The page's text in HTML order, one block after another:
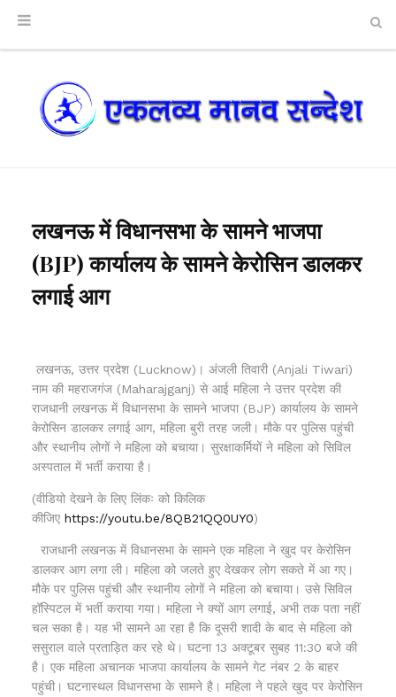
लखनऊ में विधानसभा के सामने भाजपा
(BJP) कार्यालय के सामने केरोसिन डालकर
लगाई आग
लखनऊ, उत्तर प्रदेश (Lucknow)। अंजली तिवारी (Anjali Tiwari)
नाम की महराजगंज (Maharajganj) से आई महिला ने उत्तर प्रदेश की
राजधानी लखनऊ में विधानसभा के सामने भाजपा (BJP) कार्यालय के सामने
केरोसिन डालकर लगाई आग, महिला बुरी तरह जली। मौके पर पुलिस पहुंची
और स्थानीय लोगों ने महिला को बचाया। सुरक्षाकर्मियों ने महिला को सिविल
अस्पताल में भर्ती कराया है।
(वीडियो देखने के लिए लिंकः को किलिक
कीजिए https://youtu.be/8QB21QQ0UY0)
राजधानी लखनऊ में विधानसभा के सामने एक महिला ने खुद पर केरोसिन
डालकर आग लगा ली। महिला को जलते हुए देखकर लोग सकते में आ गए।
मौके पर पुलिस पहुंची और स्थानीय लोगों ने महिला को बचाया। उसे सिविल
हॉस्पिटल में भर्ती कराया गया। महिला ने क्यों आग लगाई, अभी तक पता नहीं
चल सका है। यह भी सामने आ रहा है कि दूसरी शादी के बाद से महिला को
ससुराल वाले प्रताड़ित कर रहे थे। घटना 13 अक्टूबर सुबह 11:30 बजे की
है। एक महिला अचानक भाजपा कार्यालय के सामने गेट नंबर 2 के बाहर
पहुंची। घटनास्थल विधानसभा के सामने है। महिला ने पहले खुद पर केरोसिन